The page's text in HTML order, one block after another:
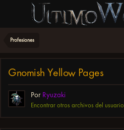
Profesiones
Gnomish Yellow Pages
Por Ryuzaki
Encontrar otros archivos del usuario